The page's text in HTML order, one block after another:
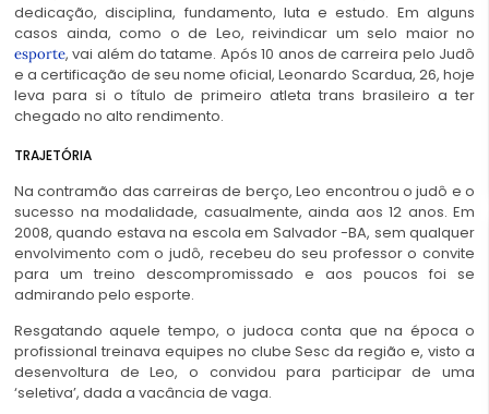
dedicação, disciplina, fundamento, luta e estudo. Em alguns
casos ainda, como o de Leo, reivindicar um selo maior no
esporte, vai além do tatame. Após 10 anos de carreira pelo Judô
e a certificação de seu nome oficial, Leonardo Scardua, 26, hoje
leva para si o título de primeiro atleta trans brasileiro a ter
chegado no alto rendimento.
TRAJETÓRIA
Na contramão das carreiras de berço, Leo encontrou o judô e o
sucesso na modalidade, casualmente, ainda aos 12 anos. Em
2008, quando estava na escola em Salvador -BA, sem qualquer
envolvimento com o judô, recebeu do seu professor o convite
para um treino descompromissado e aos poucos foi se
admirando pelo esporte.
Resgatando aquele tempo, o judoca conta que na época o
profissional treinava equipes no clube Sesc da região e, visto a
desenvoltura de Leo, o convidou para participar de uma
‘seletiva’, dada a vacância de vaga.